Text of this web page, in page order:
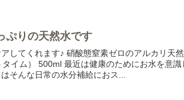
ぷりの天然水です
してくれます♪ 硝酸態窒素ゼロのアルカリ天
イム） 500ml 最近は健康のためにお水を意
そんな日常の水分補給におス...